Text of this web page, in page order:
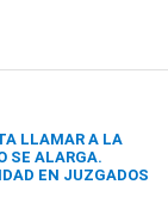
LLAMAR A LA
SE ALARGA.
EN JUZGADOS